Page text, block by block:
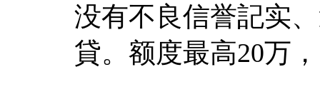
没有不良信誉記实
貸。额度最高20万